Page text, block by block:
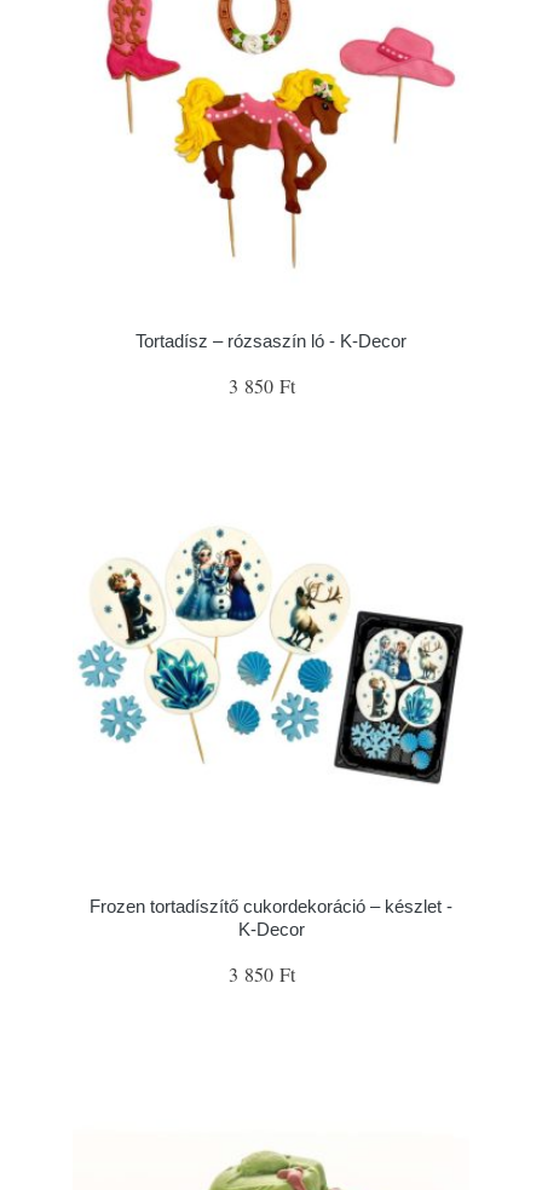
Tortadísz – rózsaszín ló - K-Decor
3 850 Ft
Frozen tortadíszítő cukordekoráció – készlet -
K-Decor
3 850 Ft